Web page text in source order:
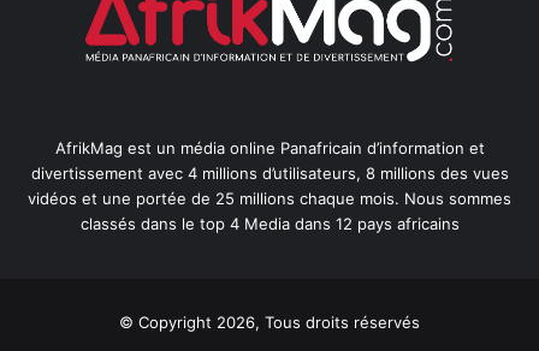
AfrikMag est un média online Panafricain d’information et
divertissement avec 4 millions d’utilisateurs, 8 millions des vues
vidéos et une portée de 25 millions chaque mois. Nous sommes
classés dans le top 4 Media dans 12 pays africains
© Copyright 2026, Tous droits réservés